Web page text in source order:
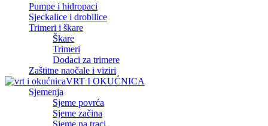
Pumpe i hidropaci
Sjeckalice i drobilice
Trimeri i škare
Škare
Trimeri
Dodaci za trimere
Zaštitne naočale i viziri
VRT I OKUĆNICA
Sjemenja
Sjeme povrća
Sjeme začina